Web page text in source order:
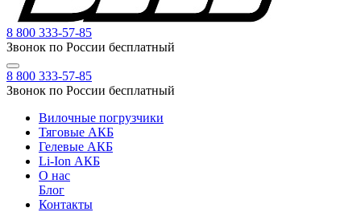
8 800 333-57-85
Звонок по России бесплатный
8 800 333-57-85
Звонок по России бесплатный
Вилочные погрузчики
Тяговые АКБ
Гелевые АКБ
Li-Ion АКБ
О нас
Блог
Контакты